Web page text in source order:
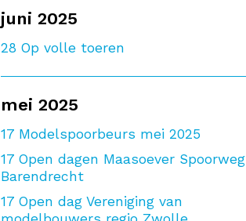
juni 2025
28 Op volle toeren
mei 2025
17 Modelspoorbeurs mei 2025
17 Open dagen Maasoever Spoorweg
Barendrecht
17 Open dag Vereniging van